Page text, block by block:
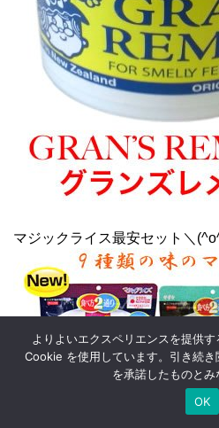
マジックライス最安セット＼
よりよいエクスペリエンスを提供
Cookie を使用しています。引き続
を承諾したものとみ
OK